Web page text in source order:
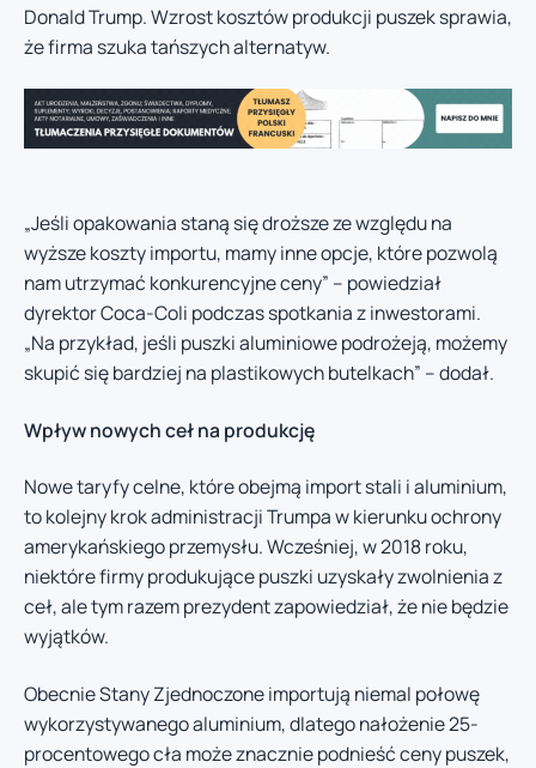
Donald Trump. Wzrost kosztów produkcji puszek sprawia,
że firma szuka tańszych alternatyw.
„Jeśli opakowania staną się droższe ze względu na
wyższe koszty importu, mamy inne opcje, które pozwolą
nam utrzymać konkurencyjne ceny” – powiedział
dyrektor Coca-Coli podczas spotkania z inwestorami.
„Na przykład, jeśli puszki aluminiowe podrożeją, możemy
skupić się bardziej na plastikowych butelkach” – dodał.
Wpływ nowych ceł na produkcję
Nowe taryfy celne, które obejmą import stali i aluminium,
to kolejny krok administracji Trumpa w kierunku ochrony
amerykańskiego przemysłu. Wcześniej, w 2018 roku,
niektóre firmy produkujące puszki uzyskały zwolnienia z
ceł, ale tym razem prezydent zapowiedział, że nie będzie
wyjątków.
Obecnie Stany Zjednoczone importują niemal połowę
wykorzystywanego aluminium, dlatego nałożenie 25-
procentowego cła może znacznie podnieść ceny puszek,